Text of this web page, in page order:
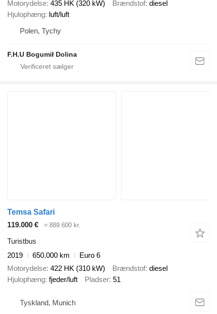
Motorydelse 435 HK (320 kW) Brændstof diesel
Hjulophæng luft/luft
Polen, Tychy
F.H.U Bogumił Dolina
Temsa Safari
119.000 €
≈ 889.600 kr.
Turistbus
2019
650.000 km
Euro 6
Motorydelse 422 HK (310 kW) Brændstof diesel
Hjulophæng fjeder/luft Pladser 51
Tyskland, Munich